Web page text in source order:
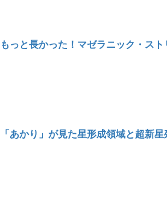
もっと長かった！マゼラニック・ス
「あかり」が見た星形成領域と超新